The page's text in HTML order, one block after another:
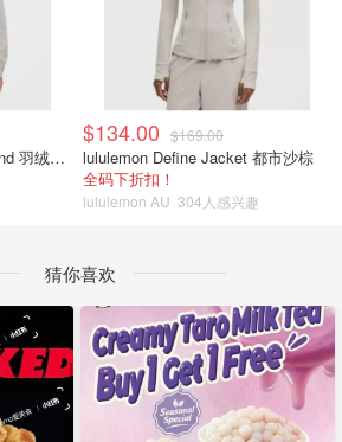
lululemon Down and Around 羽绒夹克
$134.00 $169.00
lululemon Define Jacket 都市沙棕
全码下折扣！
lululemon AU 304人感兴趣
猜你喜欢